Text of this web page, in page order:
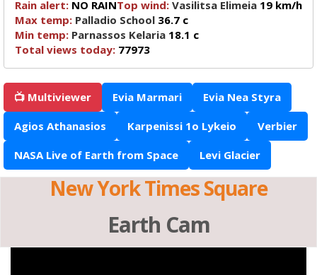
Rain alert: NO RAINTop wind: Vasilitsa Elimeia 19 km/h
Max temp: Palladio School 36.7 c
Min temp: Parnassos Kelaria 18.1 c
Total views today: 77973
📺 Multiviewer Evia Marmari Evia Nea Styra
Agios Athanasios Karpenissi 1o Lykeio Verbier
NASA Live of Earth from Space Levi Glacier
New York Times Square
Earth Cam